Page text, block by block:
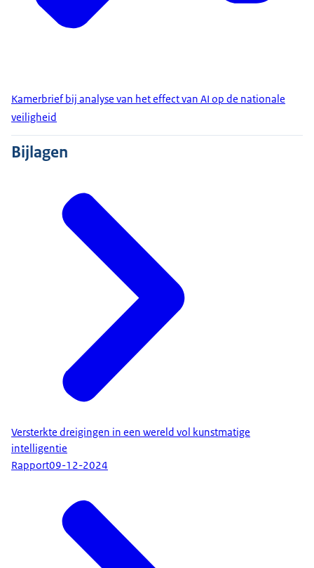
Kamerbrief bij analyse van het effect van AI op de nationale
veiligheid
Bijlagen
Versterkte dreigingen in een wereld vol kunstmatige
intelligentie
Rapport09-12-2024